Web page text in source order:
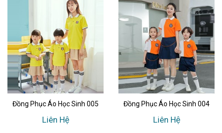
Đồng Phục Áo Học Sinh 005
Liên Hệ
Đồng Phục Áo Học Sinh 004
Liên Hệ